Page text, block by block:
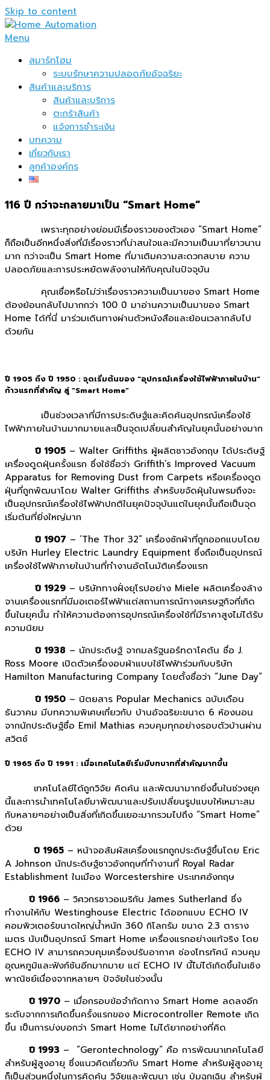
Skip to content
Menu
สมาร์ทโฮม
ระบบรักษาความปลอดภัยอัจฉริยะ
สินค้าและบริการ
สินค้าและบริการ
ตะกร้าสินค้า
แจ้งการชำระเงิน
บทความ
เกี่ยวกับเรา
ลูกค้าองค์กร
116 ปี กว่าจะกลายมาเป็น “Smart Home”
เพราะทุกอย่างย่อมมีเรื่องราวของตัวเอง “Smart Home”
ก็ถือเป็นอีกหนึ่งสิ่งที่มีเรื่องราวที่น่าสนใจและมีความเป็นมาที่ยาวนาน
มาก กว่าจะเป็น Smart Home ที่มาเติมความสะดวกสบาย ความ
ปลอดภัยและการประหยัดพลังงานให้กับคุณในปัจจุบัน
คุณเชื่อหรือไม่ว่าเรื่องราวความเป็นมาของ Smart Home
ต้องย้อนกลับไปมากกว่า 100 ปี มาอ่านความเป็นมาของ Smart
Home ได้ที่นี่ มาร่วมเดินทางผ่านตัวหนังสือและย้อนเวลากลับไป
ด้วยกัน
ปี 1905 ถึง ปี 1950 : จุดเริ่มต้นของ “อุปกรณ์เครื่องใช้ไฟฟ้าภายในบ้าน”
ก้าวแรกที่สำคัญ สู่ “Smart Home”
เป็นช่วงเวลาที่มีการประดิษฐ์และคิดค้นอุปกรณ์เครื่องใช้
ไฟฟ้าภายในบ้านมากมายและเป็นจุดเปลี่ยนสำคัญในยุคนั้นอย่างมาก
ปี 1905 – Walter Griffiths ผู้ผลิตชาวอังกฤษ ได้ประดิษฐ์
เครื่องดูดฝุ่นครั้งแรก ซึ่งใช้ชื่อว่า Griffith’s Improved Vacuum
Apparatus for Removing Dust from Carpets หรือเครื่องดูด
ฝุ่นที่ถูกพัฒนาโดย Walter Griffiths สำหรับขจัดฝุ่นในพรมถึงจะ
เป็นอุปกรณ์เครื่องใช้ไฟฟ้าปกติในยุคปัจจุบันแต่ในยุคนั้นถือเป็นจุด
เริ่มต้นที่ยิ่งใหญ่มาก
ปี 1907 – ‘The Thor 32” เครื่องซักผ้าที่ถูกออกแบบโดย
บริษัท Hurley Electric Laundry Equipment ซึ่งถือเป็นอุปกรณ์
เครื่องใช้ไฟฟ้าภายในบ้านที่ทำงานอัตโนมัติเครื่องแรก
ปี 1929 – บริษัททางฝั่งยุโรปอย่าง Miele ผลิตเครื่องล้าง
จานเครื่องแรกที่มีมอเตอร์ไฟฟ้าแต่สถานการณ์ทางเศรษฐกิจที่เกิด
ขึ้นในยุคนั้น ทำให้ความต้องการอุปกรณ์เครื่องใช้ที่มีราคาสูงไม่ได้รับ
ความนิยม
ปี 1938 – นักประดิษฐ์ จากมลรัฐนอร์ทดาโคตัน ชื่อ J.
Ross Moore เปิดตัวเครื่องอบผ้าแบบใช้ไฟฟ้าร่วมกับบริษัท
Hamilton Manufacturing Company โดยตั้งชื่อว่า “June Day”
ปี 1950 – นิตยสาร Popular Mechanics ฉบับเดือน
ธันวาคม มีบทความพิเศษเกี่ยวกับ บ้านอัจฉริยะขนาด 6 ห้องนอน
จากนักประดิษฐ์ชื่อ Emil Mathias ควบคุมทุกอย่างรอบตัวบ้านผ่าน
สวิตช์
ปี 1965 ถึง ปี 1991 : เมื่อเทคโนโลยีเริ่มมีบทบาทที่สำคัญมากขึ้น
เทคโนโลยีได้ถูกวิจัย คิดค้น และพัฒนามากยิ่งขึ้นในช่วงยุค
นี้และการนำเทคโนโลยีมาพัฒนาและปรับเปลี่ยนรูปแบบให้เหมาะสม
กับหลายๆอย่างเป็นสิ่งที่เกิดขึ้นเยอะมากรวมไปถึง “Smart Home”
ด้วย
ปี 1965 – หน้าจอสัมผัสเครื่องแรกถูกประดิษฐ์ขึ้นโดย Eric
A Johnson นักประดิษฐ์ชาวอังกฤษที่ทำงานที่ Royal Radar
Establishment ในเมือง Worcestershire ประเทศอังกฤษ
ปี 1966 – วิศวกรชาวอเมริกัน James Sutherland ซึ่ง
ทำงานให้กับ Westinghouse Electric ได้ออกแบบ ECHO IV
คอมพิวเตอร์ขนาดใหญ่น้ำหนัก 360 กิโลกรัม ขนาด 2.3 ตาราง
เมตร นับเป็นอุปกรณ์ Smart Home เครื่องแรกอย่างแท้จริง โดย
ECHO IV สามารถควบคุมเครื่องปรับอากาศ ช่องโทรทัศน์ ควบคุม
อุณหภูมิและฟังก์ชันอีกมากมาย แต่ ECHO IV นี้ไม่ได้เกิดขึ้นในเชิง
พาณิชย์เนื่องจากหลายๆ ปัจจัยในช่วงนั้น
ปี 1970 – เมื่อกรอบข้อจำกัดทาง Smart Home ลดลงอีก
ระดับจากการเกิดขึ้นครั้งแรกของ Microcontroller Remote เกิด
ขึ้น เป็นการบ่งบอกว่า Smart Home ไม่ได้ยากอย่างที่คิด
ปี 1993 – “Gerontechnology” คือ การพัฒนาเทคโนโลยี
สำหรับผู้สูงอายุ ซึ่งแนวคิดเกี่ยวกับ Smart Home สำหรับผู้สูงอายุ
ก็เป็นส่วนหนึ่งในการคิดค้น วิจัยและพัฒนา เช่น ปุ่มฉุกเฉิน สำหรับผู้